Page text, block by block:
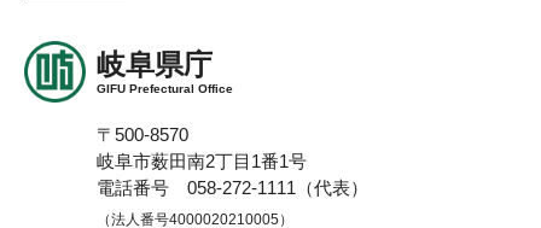
岐阜県庁
GIFU Prefectural Office
〒500-8570
岐阜市薮田南2丁目1番1号
電話番号 058-272-1111（代表）
（法人番号4000020210005）